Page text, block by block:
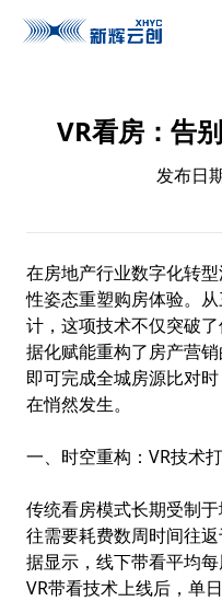
VR看房：告
发布日
在房地产行业数字化转型
性姿态重塑购房体验。
计，这项技术不仅突破
据化赋能重构了房产营
即可完成全城房源比对
在悄然发生。
一、时空重构：VR技术
传统看房模式长期受制
往需要耗费数周时间往
据显示，线下带看平均
VR带看技术上线后，单